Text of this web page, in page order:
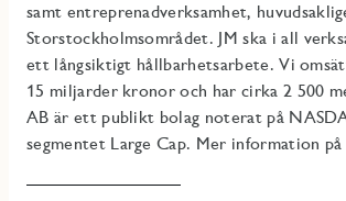
samt entreprenadverksamhet,
Storstockholmsområdet. JM ska i all
ett långsiktigt hållbarhetsarbete. Vi
15 miljarder kronor och har cirka 2 500
AB är ett publikt bolag noterat på
segmentet Large Cap. Mer information på